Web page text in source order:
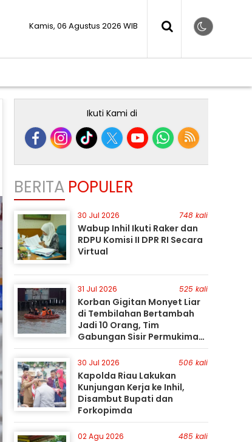
Kamis, 06 Agustus 2026 WIB
Ikuti Kami di
BERITA POPULER
30 Jul 2026 748 kali
Wabup Inhil Ikuti Raker dan
RDPU Komisi II DPR RI Secara
Virtual
31 Jul 2026 525 kali
Korban Gigitan Monyet Liar
di Tembilahan Bertambah
Jadi 10 Orang, Tim
Gabungan Sisir Permukiman
Gunakan Perahu Karet
30 Jul 2026 506 kali
Kapolda Riau Lakukan
Kunjungan Kerja ke Inhil,
Disambut Bupati dan
Forkopimda
02 Agu 2026 485 kali